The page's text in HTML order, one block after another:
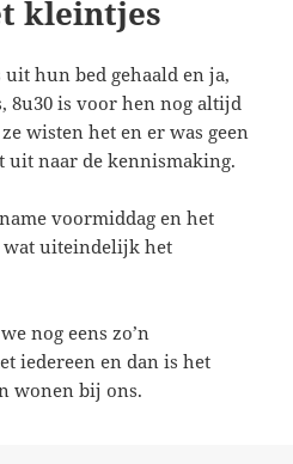
kleintjes
hun bed gehaald en ja,
8u30 is voor hen nog altijd
wisten het en er was geen
uit naar de kennismaking.
voormiddag en het
wat uiteindelijk het
nog eens zo’n
iedereen en dan is het
wonen bij ons.